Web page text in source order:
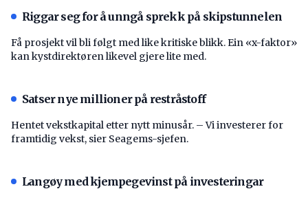
Riggar seg for å unngå sprekk på skipstunnelen
Få prosjekt vil bli følgt med like kritiske blikk. Ein «x-faktor»
kan kystdirektøren likevel gjere lite med.
Satser nye millioner på restråstoff
Hentet vekstkapital etter nytt minusår. – Vi investerer for
framtidig vekst, sier Seagems-sjefen.
Langøy med kjempegevinst på investeringar